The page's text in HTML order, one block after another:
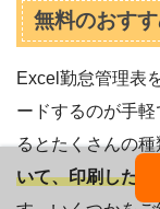
無料のおす
Excel勤怠管理表
ードするのが手
るとたくさんの
いて、印刷した